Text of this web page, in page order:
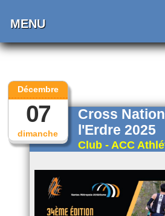
MENU
dimanche
Décembre
07
Cross
l'Erdre 2025
Club - ACC